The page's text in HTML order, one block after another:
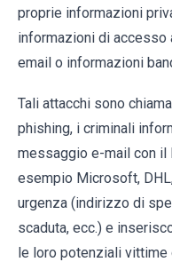
proprie informazioni
informazioni di accesso
email o informazioni
Tali attacchi sono
phishing, i criminali
messaggio e-mail con il
esempio Microsoft,
urgenza (indirizzo di
scaduta, ecc.) e
le loro potenziali vittime